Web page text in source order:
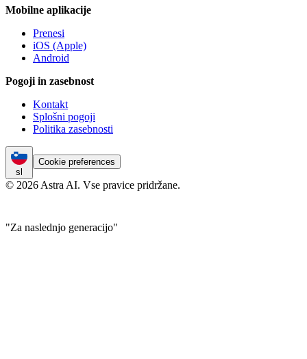
Mobilne aplikacije
Prenesi
iOS (Apple)
Android
Pogoji in zasebnost
Kontakt
Splošni pogoji
Politika zasebnosti
sl
Cookie preferences
© 2026 Astra AI. Vse pravice pridržane.
"Za naslednjo generacijo"